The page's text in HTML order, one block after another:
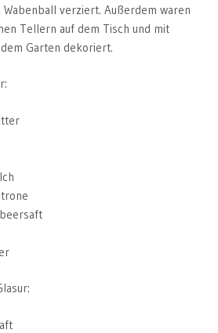
verziert. Außerdem waren
Tellern auf dem Tisch und mit
Garten dekoriert.